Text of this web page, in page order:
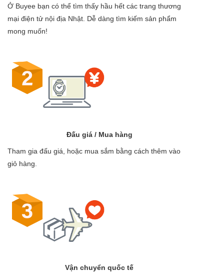
Ở Buyee bạn có thể tìm thấy hầu hết các trang thương
mại điện tử nội địa Nhật. Dễ dàng tìm kiếm sản phẩm
mong muốn!
Đấu giá / Mua hàng
Tham gia đấu giá, hoặc mua sắm bằng cách thêm vào
giỏ hàng.
Vận chuyển quốc tế